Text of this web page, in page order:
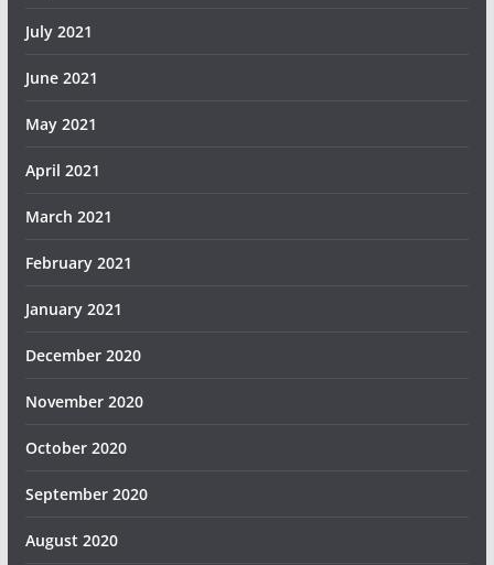
July 2021
June 2021
May 2021
April 2021
March 2021
February 2021
January 2021
December 2020
November 2020
October 2020
September 2020
August 2020